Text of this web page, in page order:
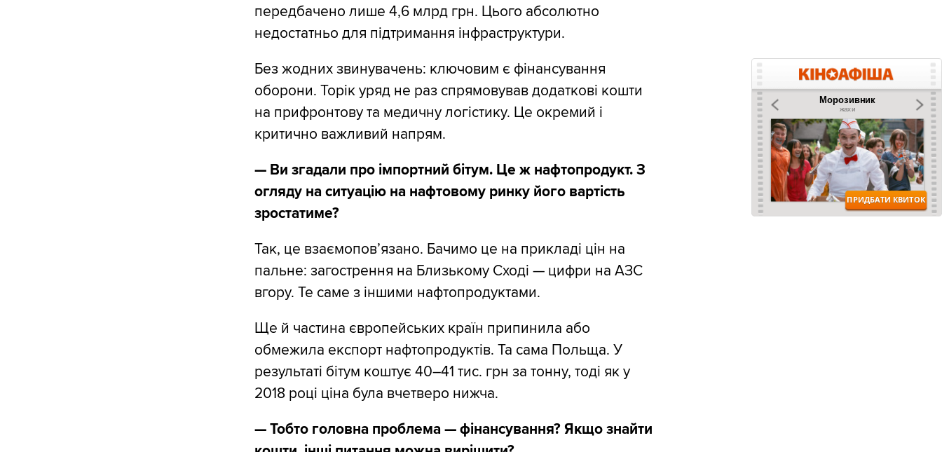
передбачено лише 4,6 млрд грн. Цього абсолютно
недостатньо для підтримання інфраструктури.
Без жодних звинувачень: ключовим є фінансування
оборони. Торік уряд не раз спрямовував додаткові кошти
на прифронтову та медичну логістику. Це окремий і
критично важливий напрям.
— Ви згадали про імпортний бітум. Це ж нафтопродукт. З
огляду на ситуацію на нафтовому ринку його вартість
зростатиме?
Так, це взаємопов’язано. Бачимо це на прикладі цін на
пальне: загострення на Близькому Сході — цифри на АЗС
вгору. Те саме з іншими нафтопродуктами.
Ще й частина європейських країн припинила або
обмежила експорт нафтопродуктів. Та сама Польща. У
результаті бітум коштує 40–41 тис. грн за тонну, тоді як у
2018 році ціна була вчетверо нижча.
— Тобто головна проблема — фінансування? Якщо знайти